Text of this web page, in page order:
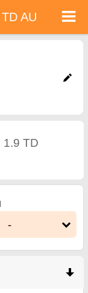
седалки, безплатни допълнителни
AU
1.9 TD
-